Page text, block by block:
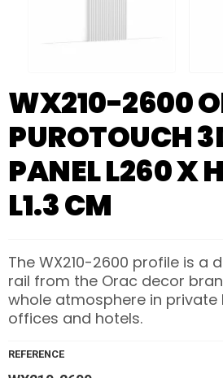
WX210-2600
PUROTOUCH
PANEL L260 X
L1.3 CM
The WX210-2600 profile is a
rail from the Orac decor
whole atmosphere in private
offices and hotels.
REFERENCE